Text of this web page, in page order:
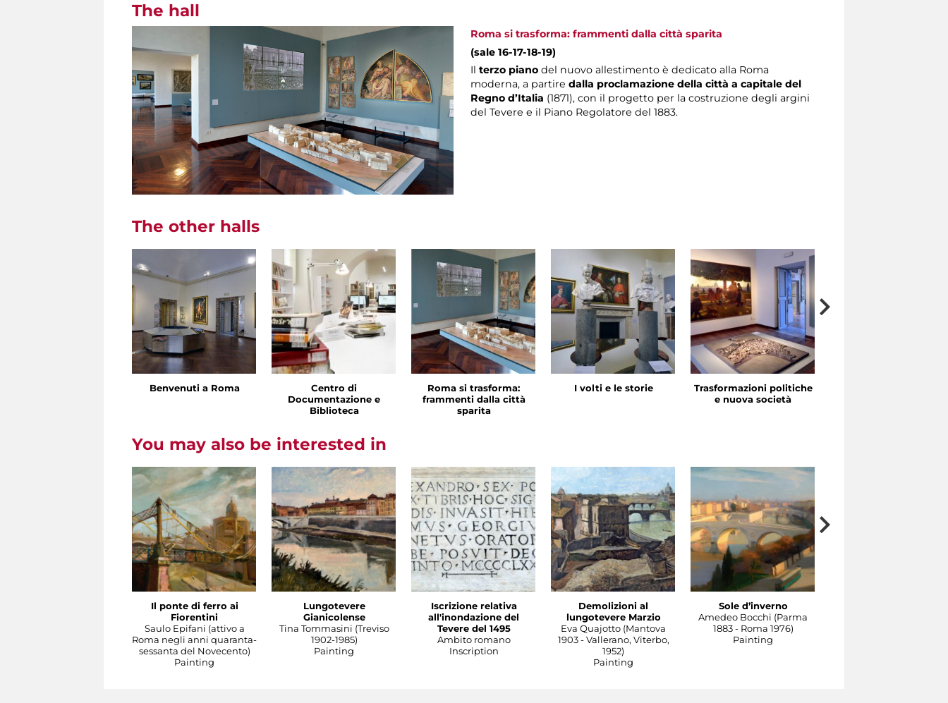
The hall
Roma si trasforma: frammenti dalla città sparita
(sale 16-17-18-19)
Ilterzo piano del nuovo allestimento è dedicato alla Roma
moderna, a partiredalla proclamazione della città a capitale del
Regno d’Italia (1871), con il progetto per la costruzione degli argini
del Tevere e il Piano Regolatore del 1883.
The other halls
Benvenuti a Roma
Centro di
Documentazione e
Biblioteca
Roma si trasforma:
frammenti dalla città
sparita
I volti e le storie
Trasformazioni politiche
e nuova società
You may also be interested in
Il ponte di ferro ai
Fiorentini
Saulo Epifani (attivo a
Roma negli anni quaranta-
sessanta del Novecento)
Painting
Lungotevere
Gianicolense
Tina Tommasini (Treviso
1902-1985)
Painting
Iscrizione relativa
all'inondazione del
Tevere del 1495
Ambito romano
Inscription
Demolizioni al
lungotevere Marzio
Eva Quajotto (Mantova
1903 - Vallerano, Viterbo,
1952)
Painting
Sole d’inverno
Amedeo Bocchi (Parma
1883 - Roma 1976)
Painting